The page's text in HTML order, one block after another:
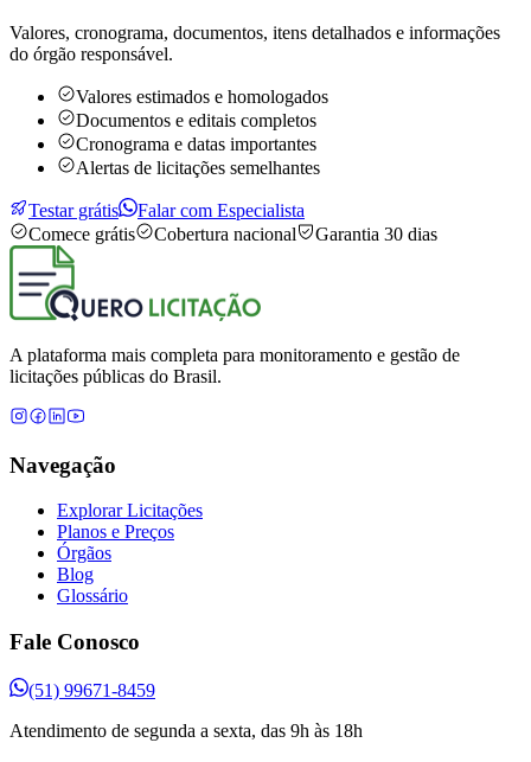
Valores, cronograma, documentos, itens detalhados e informações
do órgão responsável.
Valores estimados e homologados
Documentos e editais completos
Cronograma e datas importantes
Alertas de licitações semelhantes
Testar grátis
Falar com Especialista
Comece grátis
Cobertura nacional Garantia 30 dias
A plataforma mais completa para monitoramento e gestão de
licitações públicas do Brasil.
Navegação
Explorar Licitações
Planos e Preços
Órgãos
Blog
Glossário
Fale Conosco
(51) 99671-8459
Atendimento de segunda a sexta, das 9h às 18h